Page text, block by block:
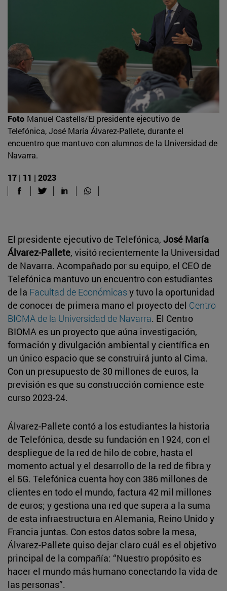
Foto Manuel Castells/El presidente ejecutivo de
Telefónica, José María Álvarez-Pallete, durante el
encuentro que mantuvo con alumnos de la Universidad de
Navarra.
17 | 11 | 2023
El presidente ejecutivo de Telefónica, José María
Álvarez-Pallete, visitó recientemente la Universidad
de Navarra. Acompañado por su equipo, el CEO de
Telefónica mantuvo un encuentro con estudiantes
de la Facultad de Económicas y tuvo la oportunidad
de conocer de primera mano el proyecto del Centro
BIOMA de la Universidad de Navarra. El Centro
BIOMA es un proyecto que aúna investigación,
formación y divulgación ambiental y científica en
un único espacio que se construirá junto al Cima.
Con un presupuesto de 30 millones de euros, la
previsión es que su construcción comience este
curso 2023-24.
Álvarez-Pallete contó a los estudiantes la historia
de Telefónica, desde su fundación en 1924, con el
despliegue de la red de hilo de cobre, hasta el
momento actual y el desarrollo de la red de fibra y
el 5G. Telefónica cuenta hoy con 386 millones de
clientes en todo el mundo, factura 42 mil millones
de euros; y gestiona una red que supera a la suma
de esta infraestructura en Alemania, Reino Unido y
Francia juntas. Con estos datos sobre la mesa,
Álvarez-Pallete quiso dejar claro cuál es el objetivo
principal de la compañía: “Nuestro propósito es
hacer el mundo más humano conectando la vida de
las personas”.